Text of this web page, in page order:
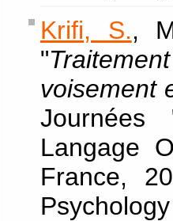
Krifi, S.,
"
voisement
Journées
Langage
France,